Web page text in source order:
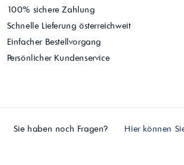
100% sichere Zahlung
Schnelle Lieferung österreichweit
Einfacher Bestellvorgang
Persönlicher Kundenservice
Sie haben noch Fragen? Hier können